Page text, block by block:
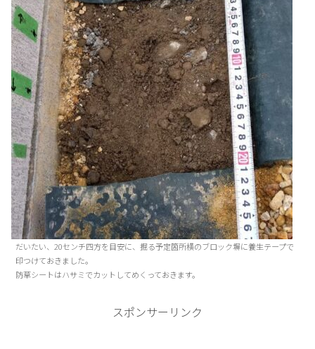
だいたい、20センチ四方を目安に、掘る予定箇所横のブロック塀に養生テープで
印つけておきました。
防草シートはハサミでカットしてめくっておきます。
スポンサーリンク